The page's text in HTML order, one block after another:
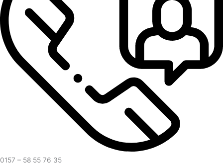
0157 – 58 55 76 35